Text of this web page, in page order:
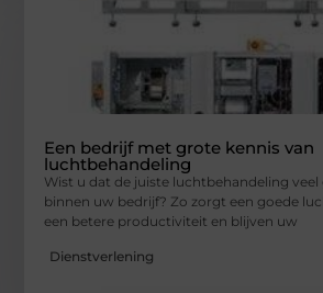
Een bedrijf met grote kennis van
luchtbehandeling
Wist u dat de juiste luchtbehandeling veel
binnen uw bedrijf? Zo zorgt een goede
een betere productiviteit en blijven uw
Dienstverlening